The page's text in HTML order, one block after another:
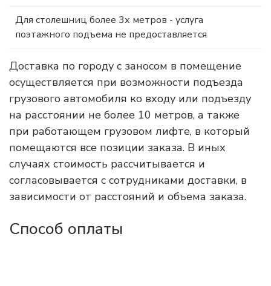
Для столешниц более 3х метров - услуга
поэтажного подъема не предоставляется
Доставка по городу с заносом в помещение
осуществляется при возможности подъезда
грузового автомобиля ко входу или подъезду
на расстоянии не более 10 метров, а также
при работающем грузовом лифте, в который
помещаются все позиции заказа. В иных
случаях стоимость рассчитывается и
согласовывается с сотрудниками доставки, в
зависимости от расстояний и объема заказа.
Способ оплаты